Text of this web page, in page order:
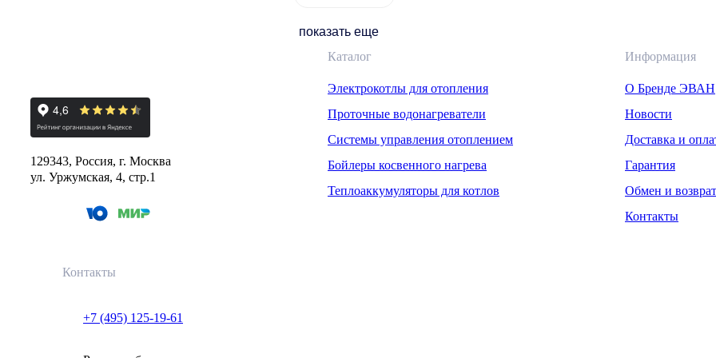
показать еще
129343, Россия, г. Москва
ул. Уржумская, 4, стр.1
Каталог
Электрокотлы для отопления
Проточные водонагреватели
Системы управления отоплением
Бойлеры косвенного нагрева
Теплоаккумуляторы для котлов
Информация
О Бренде ЭВАН
Новости
Доставка и
Гарантия
Обмен и возврат
Контакты
Контакты
+7 (495) 125-19-61